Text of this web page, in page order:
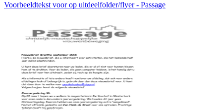
Voorbeeldtekst voor op uitdeelfolder/flyer - Passage